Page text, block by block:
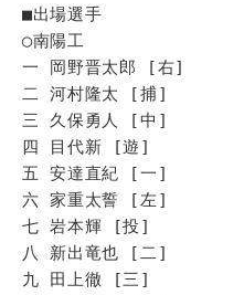
■出場選手
◯南陽工
一 岡野晋太郎 [右]
二 河村隆太 [捕]
三 久保勇人 [中]
四 目代新 [遊]
五 安達直紀 [一]
六 家重太誓 [左]
七 岩本輝 [投]
八 新出竜也 [二]
九 田上徹 [三]